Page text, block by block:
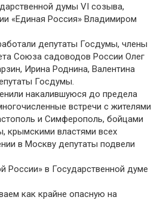
думы VI созыва,
«Единая Россия» Владимиром
депутаты Госдумы, члены
Союза садоводов России Олег
Ирина Роднина, Валентина
Госдумы.
накалившуюся до предела
встречи с жителями
и Симферополь, бойцами
крымскими властями всех
в Москву депутаты подвели
России» в Государственной думе
как крайне опасную на